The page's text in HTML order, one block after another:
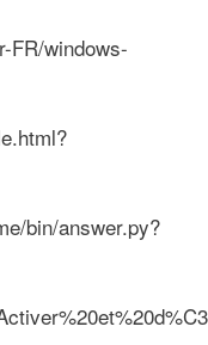
FR/windows-
bin/answer.py?